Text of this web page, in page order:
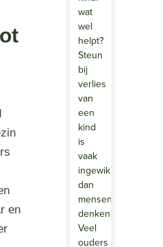
en
wat
wel
helpt?
Steun
bij
verlies
van
een
kind
is
vaak
ingewikkelder
dan
mensen
denken.
Veel
ouders